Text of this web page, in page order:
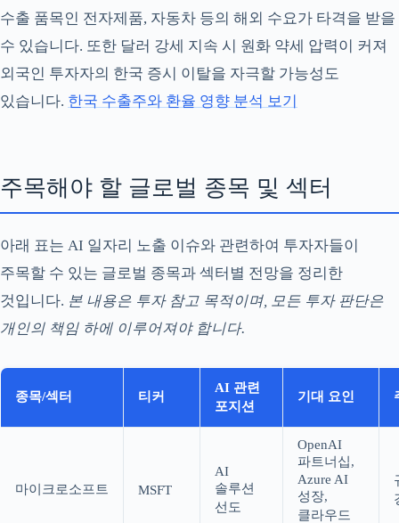
수출 품목인 전자제품, 자동차 등의 해외 수요가 타격을 받을
수 있습니다. 또한 달러 강세 지속 시 원화 약세 압력이 커져
외국인 투자자의 한국 증시 이탈을 자극할 가능성도
있습니다. 한국 수출주와 환율 영향 분석 보기
주목해야 할 글로벌 종목 및 섹터
아래 표는 AI 일자리 노출 이슈와 관련하여 투자자들이
주목할 수 있는 글로벌 종목과 섹터별 전망을 정리한
것입니다. 본 내용은 투자 참고 목적이며, 모든 투자 판단은
개인의 책임 하에 이루어져야 합니다.
종목/섹터 티커
AI 관련
포지션
기대 요인
마이크로소프트 MSFT
AI
솔루션
선도
OpenAI
파트너십,
Azure AI
성장,
클라우드